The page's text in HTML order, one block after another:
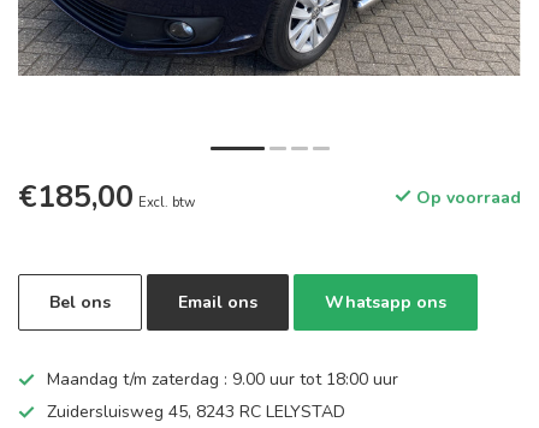
€185,00 Excl. btw Op voorraad
Bel ons Email ons Whatsapp ons
Maandag t/m zaterdag : 9.00 uur tot 18:00 uur
Zuidersluisweg 45, 8243 RC LELYSTAD